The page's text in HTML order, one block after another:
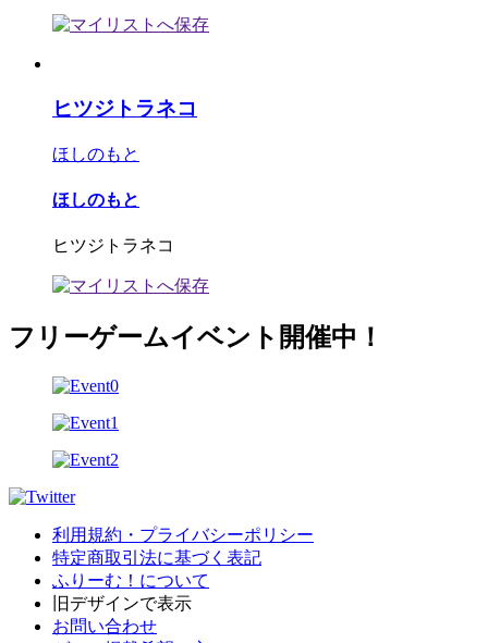
ヒツジトラネコ
ほしのもと
ほしのもと
ヒツジトラネコ
フリーゲームイベント開催中！
利用規約・プライバシーポリシー
特定商取引法に基づく表記
ふりーむ！について
旧デザインで表示
お問い合わせ